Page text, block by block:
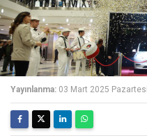
Yayınlanma: 03 Mart 2025